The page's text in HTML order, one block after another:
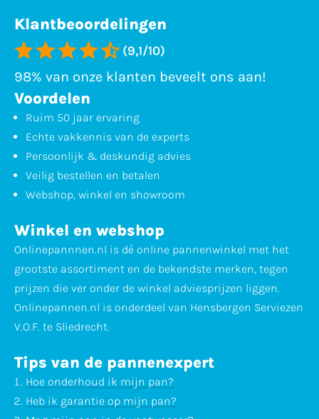
Klantbeoordelingen
(9,1/10)
98% van onze klanten beveelt ons aan!
Voordelen
Ruim 50 jaar ervaring
Echte vakkennis van de experts
Persoonlijk & deskundig advies
Veilig bestellen en betalen
Webshop, winkel en showroom
Winkel en webshop
Onlinepannnen.nl is dé online pannenwinkel met het
grootste assortiment en de bekendste merken, tegen
prijzen die ver onder de winkel adviesprijzen liggen.
Onlinepannen.nl is onderdeel van Hensbergen Serviezen
V.O.F. te Sliedrecht.
Tips van de pannenexpert
Hoe onderhoud ik mijn pan?
Heb ik garantie op mijn pan?